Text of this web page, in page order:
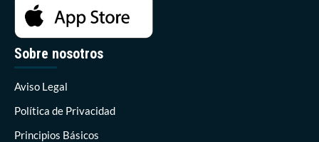
Sobre nosotros
Aviso Legal
Política de Privacidad
Principios Básicos